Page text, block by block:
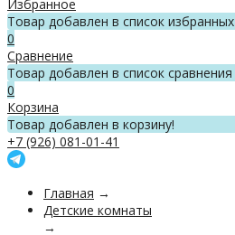
Избранное
Товар добавлен в список избранных
0
Сравнение
Товар добавлен в список сравнения
0
Корзина
Товар добавлен в корзину!
+7 (926) 081-01-41
Главная →
Детские комнаты
→